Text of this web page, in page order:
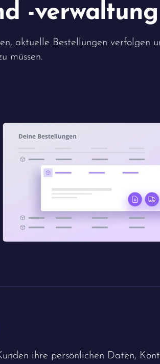
-verwaltung
aktuelle Bestellungen verfolgen
müssen.
ihre persönlichen Daten,